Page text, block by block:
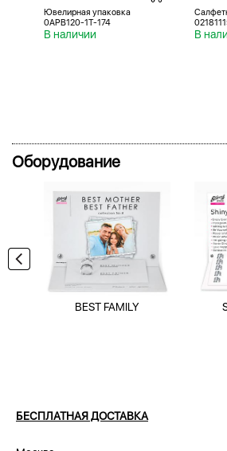
Ювелирная упаковка
0APB120-1T-174
В наличии В
Оборудование
BEST FAMILY
БЕСПЛАТНАЯ ДОСТАВКА